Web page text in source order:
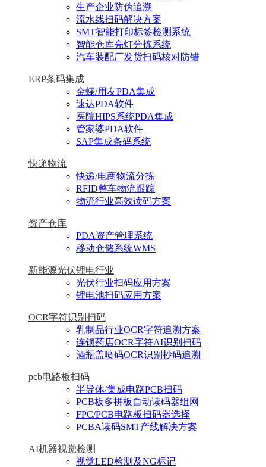
生产企业防伪追溯
流水线扫码解决方案
SMT智能打印标签检测系统
智能仓库亮灯分拣系统
汽车装配厂发货扫码核对防错
ERP条码集成
金蝶/用友PDA集成
速达PDA软件
医院HIPS系统PDA集成
管家婆PDA软件
SAP集成条码系统
快递物流
快递/电商物流分拣
RFID整车物流跟踪
物流行业高效读码方案
资产仓库
PDA资产管理系统
移动仓储系统WMS
新能源光伏锂电行业
光伏行业扫码应用方案
锂电池扫码应用方案
OCR字符识别扫码
乳制品行业OCR字符追溯方案
连锁药店OCR字符AI识别扫码
酒瓶盖喷码OCR识别抄码追溯
pcb电路板扫码
半导体/集成电路PCB扫码
PCB板多拼板自动读码器组网
FPC/PCB电路板扫码器选择
PCBA读码SMT产线解决方案
AI机器视觉检测
视觉LED检测及NG标记